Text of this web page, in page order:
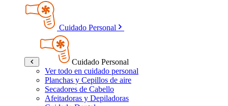
Cuidado Personal
Cuidado Personal
Ver todo en cuidado personal
Planchas y Cepillos de aire
Secadores de Cabello
Afeitadoras y Depiladoras